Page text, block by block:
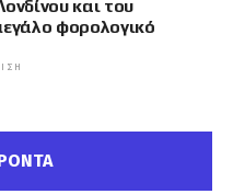
και του
φορολογικό